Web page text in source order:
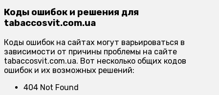
Коды ошибок и решения для
tabaccosvit.com.ua
Коды ошибок на сайтах могут варьироваться в
зависимости от причины проблемы на сайте
tabaccosvit.com.ua. Вот несколько общих кодов
ошибок и их возможных решений:
404 Not Found